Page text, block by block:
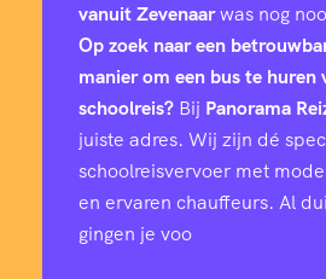
vanuit Zevenaarwas nog
Op zoek naar een
manier om een bus te huren
schoolreis? Bij Panorama
juiste adres. Wij zijn dé
schoolreisvervoer met
en ervaren chauffeurs. Al
gingen je voo